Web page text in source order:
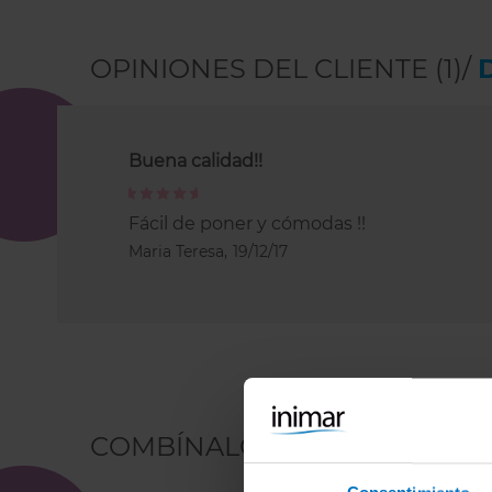
OPINIONES DEL CLIENTE (1)/
Buena calidad!!
Fácil de poner y cómodas !!
Maria Teresa, 19/12/17
COMBÍNALO CON